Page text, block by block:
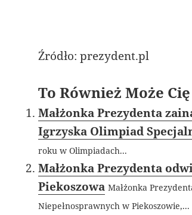
Źródło: prezydent.pl
To Również Może
Małżonka Prezydenta
Igrzyska Olimpiad
roku w Olimpiadach...
Małżonka Prezydenta
Piekoszowa Małżonka
Niepełnosprawnych w Piekoszowie,...